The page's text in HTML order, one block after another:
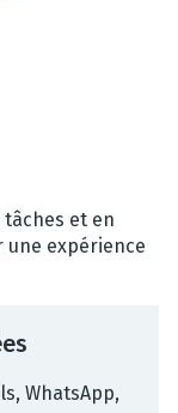
et en
une expérience
WhatsApp,